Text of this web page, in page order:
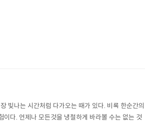
빛나는 시간처럼 다가오는 때가 있다. 비록 한순간의
다. 언제나 모든것을 냉철하게 바라볼 수는 없는 것